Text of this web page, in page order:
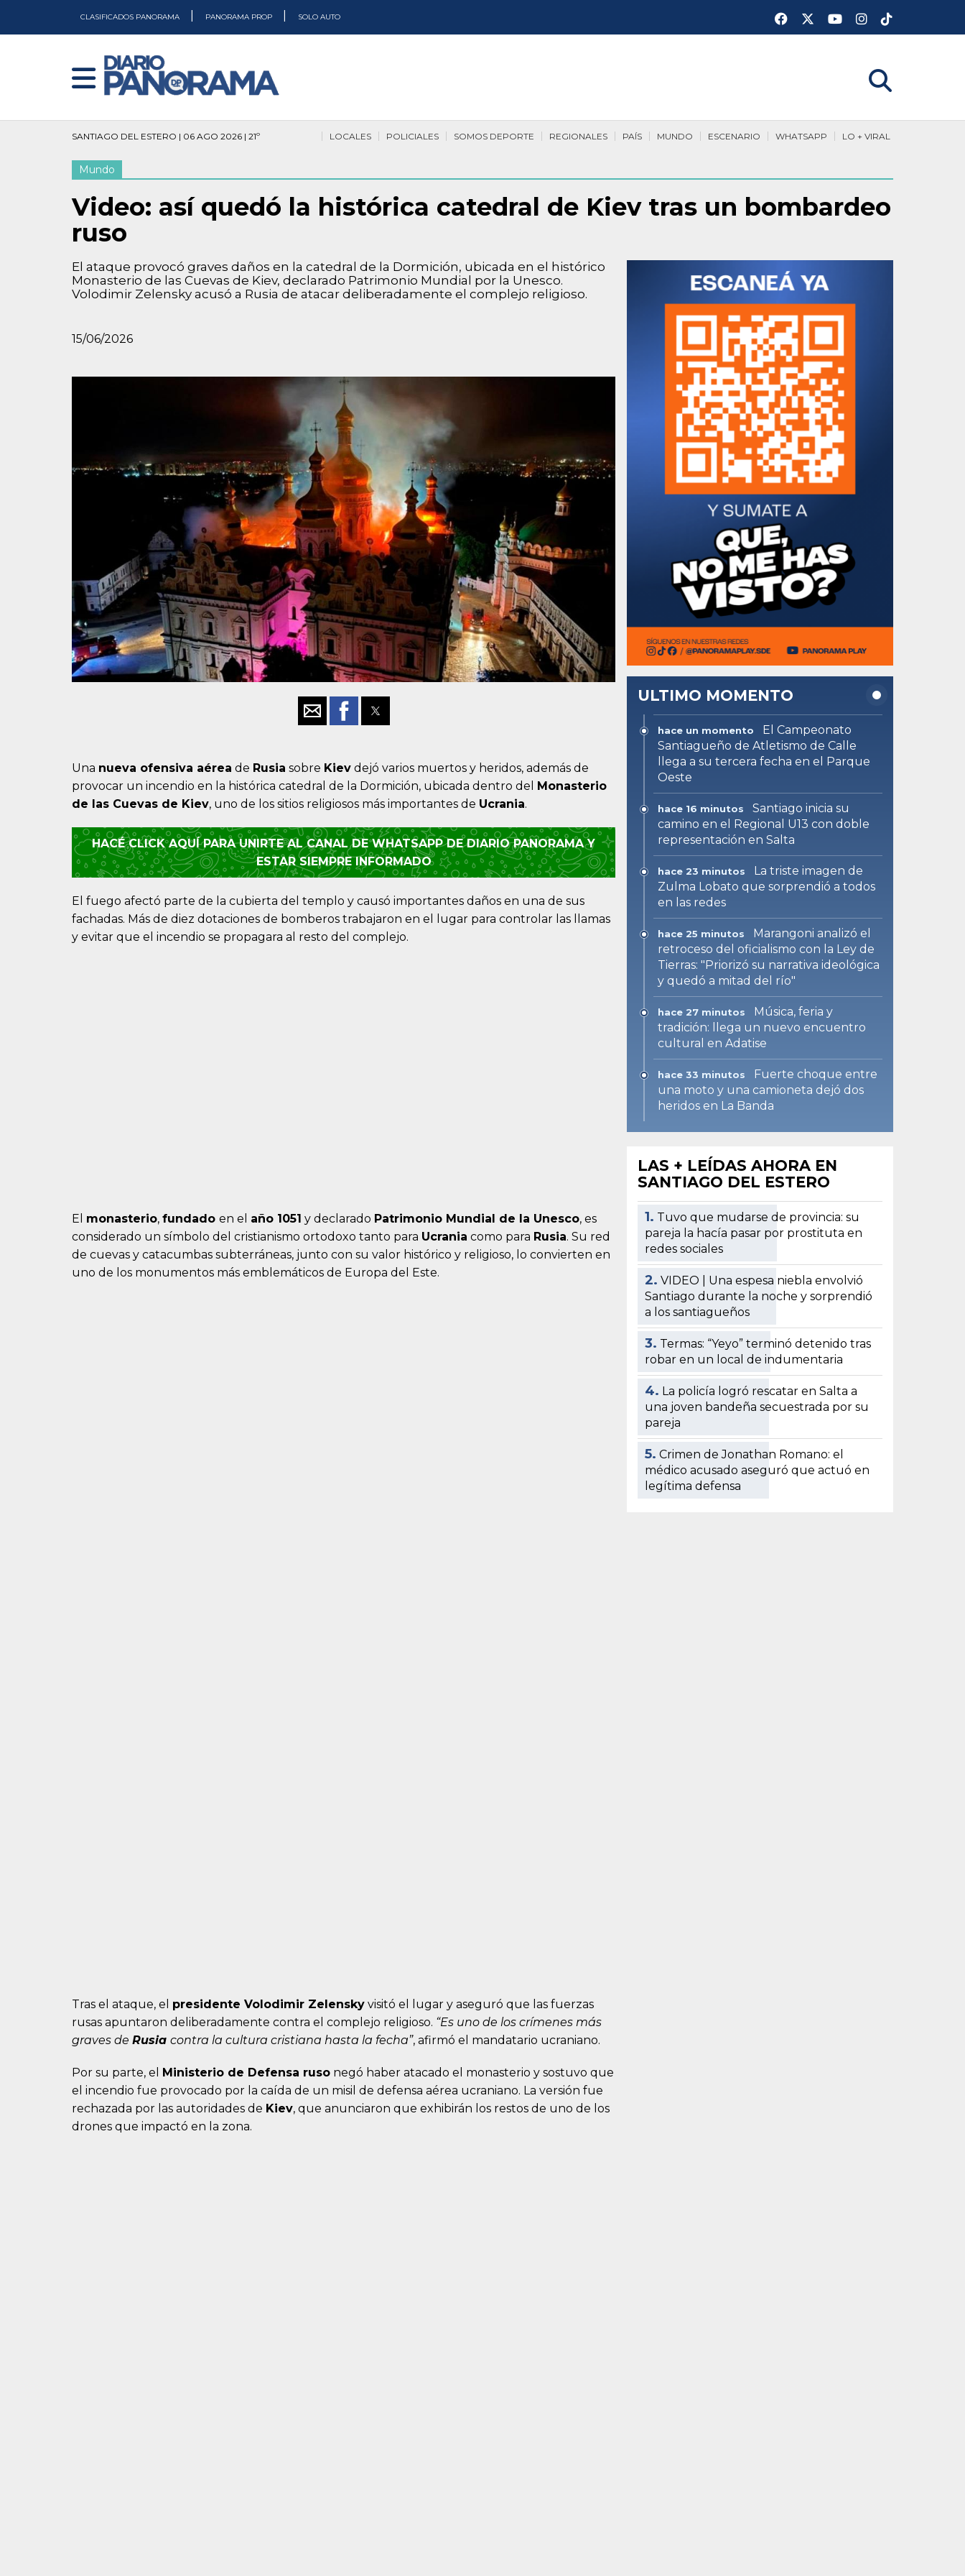
CLASIFICADOS PANORAMA PANORAMA PROP SOLO AUTO
SANTIAGO DEL ESTERO | 06 AGO 2026 | 21º LO + VIRAL
WHATSAPP
ESCENARIO
MUNDO
PAÍS
REGIONALES
SOMOS DEPORTE
POLICIALES
LOCALES
Mundo
Video: así quedó la histórica catedral de Kiev tras un bombardeo
ruso
El ataque provocó graves daños en la catedral de la Dormición, ubicada en el histórico
Monasterio de las Cuevas de Kiev, declarado Patrimonio Mundial por la Unesco.
Volodimir Zelensky acusó a Rusia de atacar deliberadamente el complejo religioso.
15/06/2026
Una nueva ofensiva aérea de Rusia sobre Kiev dejó varios muertos y heridos, además de
provocar un incendio en la histórica catedral de la Dormición, ubicada dentro del
Monasterio
de las Cuevas de Kiev, uno de los sitios religiosos más importantes de Ucrania.
HACÉ CLICK AQUÍ PARA UNIRTE AL CANAL DE WHATSAPP DE DIARIO PANORAMA Y
ESTAR SIEMPRE INFORMADO
El fuego afectó parte de la cubierta del templo y causó importantes daños en una de sus
fachadas. Más de diez dotaciones de bomberos trabajaron en el lugar para controlar las llamas
y evitar que el incendio se propagara al resto del complejo.
El monasterio, fundado en el año 1051 y declarado Patrimonio Mundial de la Unesco, es
considerado un símbolo del cristianismo ortodoxo tanto para Ucrania como para Rusia. Su red
de cuevas y catacumbas subterráneas, junto con su valor histórico y religioso, lo convierten en
uno de los monumentos más emblemáticos de Europa del Este.
Tras el ataque, el presidente Volodimir Zelensky visitó el lugar y aseguró que las fuerzas
rusas apuntaron deliberadamente contra el complejo religioso. “Es uno de los crímenes más
graves de Rusia contra la cultura cristiana hasta la fecha”, afirmó el mandatario ucraniano.
Por su parte, el Ministerio de Defensa ruso negó haber atacado el monasterio y sostuvo que
el incendio fue provocado por la caída de un misil de defensa aérea ucraniano. La versión fue
rechazada por las autoridades de Kiev, que anunciaron que exhibirán los restos de uno de los
drones que impactó en la zona.
ULTIMO MOMENTO
hace un momento
El Campeonato
Santiagueño de Atletismo de Calle
llega a su tercera fecha en el Parque
Oeste
hace 16 minutos
Santiago inicia su
camino en el Regional U13 con doble
representación en Salta
hace 23 minutos
La triste imagen de
Zulma Lobato que sorprendió a todos
en las redes
hace 25 minutos
Marangoni analizó el
retroceso del oficialismo con la Ley de
Tierras: "Priorizó su narrativa ideológica
y quedó a mitad del río"
hace 27 minutos
Música, feria y
tradición: llega un nuevo encuentro
cultural en Adatise
hace 33 minutos
Fuerte choque entre
una moto y una camioneta dejó dos
heridos en La Banda
LAS + LEÍDAS AHORA EN
SANTIAGO DEL ESTERO
1. Tuvo que mudarse de provincia: su
pareja la hacía pasar por prostituta en
redes sociales
2. VIDEO | Una espesa niebla envolvió
Santiago durante la noche y sorprendió
a los santiagueños
3. Termas: “Yeyo” terminó detenido tras
robar en un local de indumentaria
4. La policía logró rescatar en Salta a
una joven bandeña secuestrada por su
pareja
5. Crimen de Jonathan Romano: el
médico acusado aseguró que actuó en
legítima defensa